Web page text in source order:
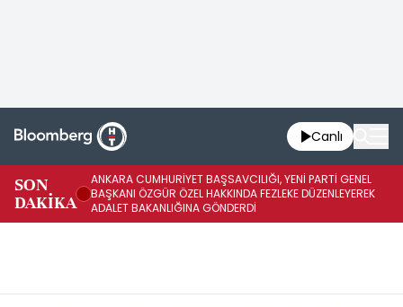
Canlı
SON
DAKİKA
ANKARA CUMHURİYET BAŞSAVCILIĞI, YENİ PARTİ GENEL
BAŞKANI ÖZGÜR ÖZEL HAKKINDA FEZLEKE DÜZENLEYEREK
ADALET BAKANLIĞINA GÖNDERDİ